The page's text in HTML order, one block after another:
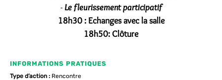
- Le fleurissement participatif
18h30 : Echanges avec la salle
18h50:Clôture
INFORMATIONS PRATIQUES
Type d’action : Rencontre